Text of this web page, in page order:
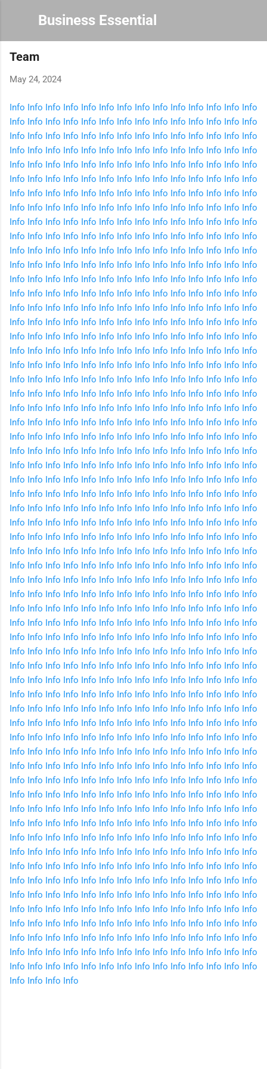
Skip to main content
Business Essential
Team
May 24, 2024
Info Info Info Info Info Info Info Info Info Info Info Info Info Info
Info Info Info Info Info Info Info Info Info Info Info Info Info Info
Info Info Info Info Info Info Info Info Info Info Info Info Info Info
Info Info Info Info Info Info Info Info Info Info Info Info Info Info
Info Info Info Info Info Info Info Info Info Info Info Info Info Info
Info Info Info Info Info Info Info Info Info Info Info Info Info Info
Info Info Info Info Info Info Info Info Info Info Info Info Info Info
Info Info Info Info Info Info Info Info Info Info Info Info Info Info
Info Info Info Info Info Info Info Info Info Info Info Info Info Info
Info Info Info Info Info Info Info Info Info Info Info Info Info Info
Info Info Info Info Info Info Info Info Info Info Info Info Info Info
Info Info Info Info Info Info Info Info Info Info Info Info Info Info
Info Info Info Info Info Info Info Info Info Info Info Info Info Info
Info Info Info Info Info Info Info Info Info Info Info Info Info Info
Info Info Info Info Info Info Info Info Info Info Info Info Info Info
Info Info Info Info Info Info Info Info Info Info Info Info Info Info
Info Info Info Info Info Info Info Info Info Info Info Info Info Info
Info Info Info Info Info Info Info Info Info Info Info Info Info Info
Info Info Info Info Info Info Info Info Info Info Info Info Info Info
Info Info Info Info Info Info Info Info Info Info Info Info Info Info
Info Info Info Info Info Info Info Info Info Info Info Info Info Info
Info Info Info Info Info Info Info Info Info Info Info Info Info Info
Info Info Info Info Info Info Info Info Info Info Info Info Info Info
Info Info Info Info Info Info Info Info Info Info Info Info Info Info
Info Info Info Info Info Info Info Info Info Info Info Info Info Info
Info Info Info Info Info Info Info Info Info Info Info Info Info Info
Info Info Info Info Info Info Info Info Info Info Info Info Info Info
Info Info Info Info Info Info Info Info Info Info Info Info Info Info
Info Info Info Info Info Info Info Info Info Info Info Info Info Info
Info Info Info Info Info Info Info Info Info Info Info Info Info Info
Info Info Info Info Info Info Info Info Info Info Info Info Info Info
Info Info Info Info Info Info Info Info Info Info Info Info Info Info
Info Info Info Info Info Info Info Info Info Info Info Info Info Info
Info Info Info Info Info Info Info Info Info Info Info Info Info Info
Info Info Info Info Info Info Info Info Info Info Info Info Info Info
Info Info Info Info Info Info Info Info Info Info Info Info Info Info
Info Info Info Info Info Info Info Info Info Info Info Info Info Info
Info Info Info Info Info Info Info Info Info Info Info Info Info Info
Info Info Info Info Info Info Info Info Info Info Info Info Info Info
Info Info Info Info Info Info Info Info Info Info Info Info Info Info
Info Info Info Info Info Info Info Info Info Info Info Info Info Info
Info Info Info Info Info Info Info Info Info Info Info Info Info Info
Info Info Info Info Info Info Info Info Info Info Info Info Info Info
Info Info Info Info Info Info Info Info Info Info Info Info Info Info
Info Info Info Info Info Info Info Info Info Info Info Info Info Info
Info Info Info Info Info Info Info Info Info Info Info Info Info Info
Info Info Info Info Info Info Info Info Info Info Info Info Info Info
Info Info Info Info Info Info Info Info Info Info Info Info Info Info
Info Info Info Info Info Info Info Info Info Info Info Info Info Info
Info Info Info Info Info Info Info Info Info Info Info Info Info Info
Info Info Info Info Info Info Info Info Info Info Info Info Info Info
Info Info Info Info Info Info Info Info Info Info Info Info Info Info
Info Info Info Info Info Info Info Info Info Info Info Info Info Info
Info Info Info Info Info Info Info Info Info Info Info Info Info Info
Info Info Info Info Info Info Info Info Info Info Info Info Info Info
Info Info Info Info Info Info Info Info Info Info Info Info Info Info
Info Info Info Info Info Info Info Info Info Info Info Info Info Info
Info Info Info Info Info Info Info Info Info Info Info Info Info Info
Info Info Info Info Info Info Info Info Info Info Info Info Info Info
Info Info Info Info Info Info Info Info Info Info Info Info Info Info
Info Info Info Info Info Info Info Info Info Info Info Info Info Info
Info Info Info Info